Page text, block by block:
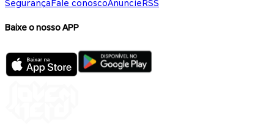
SegurançaFale conoscoAnuncieRSS
Baixe o nosso APP